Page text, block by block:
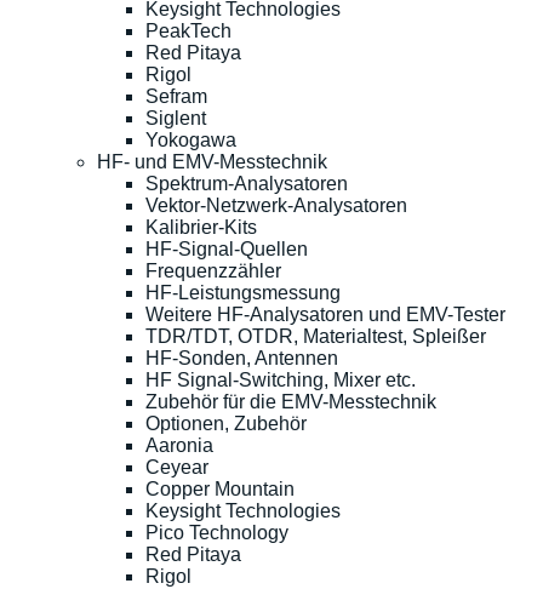
Keysight Technologies
PeakTech
Red Pitaya
Rigol
Sefram
Siglent
Yokogawa
HF- und EMV-Messtechnik
Spektrum-Analysatoren
Vektor-Netzwerk-Analysatoren
Kalibrier-Kits
HF-Signal-Quellen
Frequenzzähler
HF-Leistungsmessung
Weitere HF-Analysatoren und EMV-Tester
TDR/TDT, OTDR, Materialtest, Spleißer
HF-Sonden, Antennen
HF Signal-Switching, Mixer etc.
Zubehör für die EMV-Messtechnik
Optionen, Zubehör
Aaronia
Ceyear
Copper Mountain
Keysight Technologies
Pico Technology
Red Pitaya
Rigol